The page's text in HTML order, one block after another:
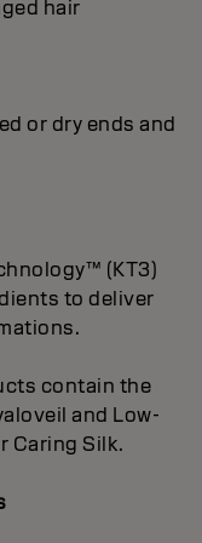
hair
or dry ends and
(KT3)
to deliver
contain the
and Low-
Caring Silk.